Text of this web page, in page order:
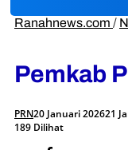
Ranahnews.com /
Pemkab
PRN20 Januari 202621
189 Dilihat